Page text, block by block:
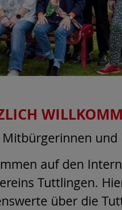
Mitbürgerinnen
auf den
Tuttlingen.
über die